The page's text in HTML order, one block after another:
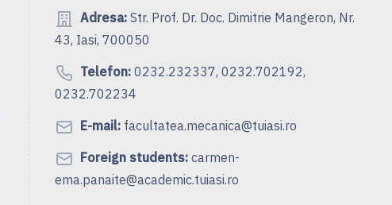
Adresa:Str. Prof. Dr. Doc. Dimitrie Mangeron, Nr.
43, Iasi, 700050
Telefon:0232.232337, 0232.702192,
0232.702234
E-mail:facultatea.mecanica@tuiasi.ro
Foreign students:carmen-
ema.panaite@academic.tuiasi.ro